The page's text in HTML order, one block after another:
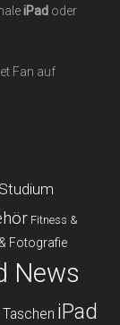
iPad oder
Fan auf
Fitness &
Fotografie
News
iPad